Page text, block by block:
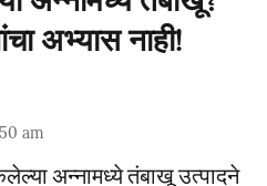
अभ्यास नाही!
am
अन्नामध्ये तंबाखू उत्पादने